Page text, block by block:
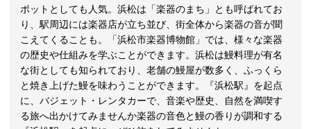
ポットとしても人気。浜松は「楽器のまち」とも呼ばれてお
り、駅周辺には楽器店が立ち並び、街全体から楽器の音が聞
こえてくることも。「浜松市楽器博物館」では、様々な楽器
の歴史や仕組みを学ぶことができます。浜松は鰻料理が有名
な街としても知られており、老舗の鰻屋が数多く、ふっくら
と焼き上げた鰻を味わうことができます。『浜松駅』を起点
に、バジェット・レンタカーで、音楽や歴史、自然を満喫す
る旅へ出かけてみませんか楽器の音色と鰻の香りが調和する